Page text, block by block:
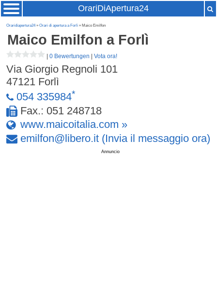
OrariDiApertura24
Oraridiapertura24»Orari di apertura a Forlì » Maico Emilfon
Maico Emilfon a Forlì
|0 Bewertungen |Vota ora!
Via Giorgio Regnoli 101
47121 Forlì
054 335984*
Fax.: 051 248718
www.maicoitalia.com »
emilfon@libero.it (Invia il messaggio ora)
Annuncio